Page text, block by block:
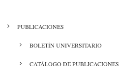
MENÚ
PUBLICACIONES
BOLETÍN UNIVERSITARIO
CATÁLOGO DE PUBLICACIONES